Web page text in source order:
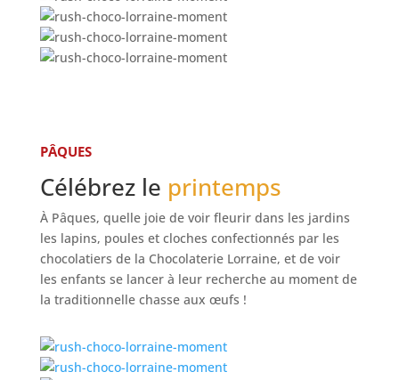
PÂQUES
Célébrez le printemps
À Pâques, quelle joie de voir fleurir dans les jardins
les lapins, poules et cloches confectionnés par les
chocolatiers de la Chocolaterie Lorraine, et de voir
les enfants se lancer à leur recherche au moment de
la traditionnelle chasse aux œufs !